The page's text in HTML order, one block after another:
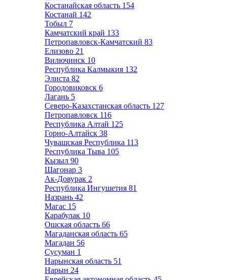
Костанайская область 154
Костанай 142
Тобыл 7
Камчатский край 133
Петропавловск-Камчатский 83
Елизово 21
Вилючинск 10
Республика Калмыкия 132
Элиста 82
Городовиковск 6
Лагань 5
Северо-Казахстанская область 127
Петропавловск 116
Республика Алтай 125
Горно-Алтайск 38
Чувашская Республика 113
Республика Тыва 105
Кызыл 90
Шагонар 3
Ак-Довурак 2
Республика Ингушетия 81
Назрань 42
Магас 15
Карабулак 10
Ошская область 66
Магаданская область 65
Магадан 56
Сусуман 1
Нарынская область 51
Нарын 24